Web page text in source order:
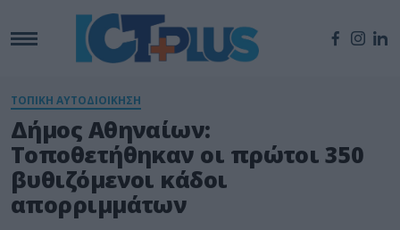
ΤΟΠΙΚΗ ΑΥΤΟΔΙΟΙΚΗΣΗ
Δήμος Αθηναίων:
Τοποθετήθηκαν οι πρώτοι 350
βυθιζόμενοι κάδοι
απορριμμάτων